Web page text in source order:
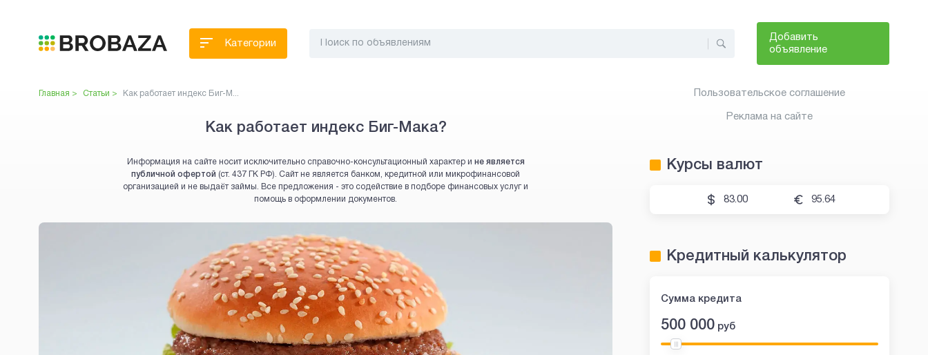
Добавить
объявление
Категории
Главная > Статьи > Как работает индекс Биг-М...
Как работает индекс Биг-Мака?
Информация на сайте носит исключительно справочно-консультационный характер и не является
публичной офертой (ст. 437 ГК РФ). Сайт не является банком, кредитной или микрофинансовой
организацией и не выдаёт займы. Все предложения - это содействие в подборе финансовых услуг и
помощь в оформлении документов.
Пользовательское соглашение
Реклама на сайте
Курсы валют
83.00 95.64
Кредитный калькулятор
Сумма кредита
500 000 руб